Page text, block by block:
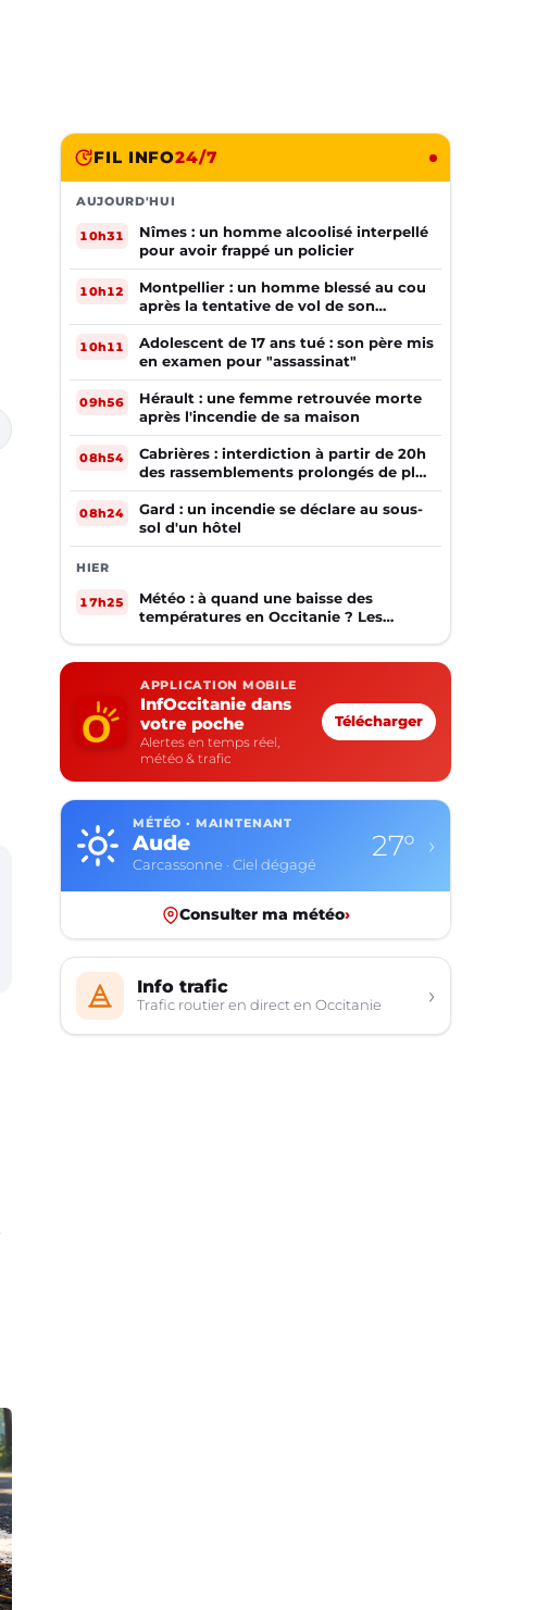
FIL INFO24/7
AUJOURD'HUI
10h31
Nîmes : un homme alcoolisé interpellé
pour avoir frappé un policier
10h12
Montpellier : un homme blessé au cou
après la tentative de vol de son
téléphone
10h11
Adolescent de 17 ans tué : son père mis
en examen pour "assassinat"
09h56
Hérault : une femme retrouvée morte
après l'incendie de sa maison
08h54
Cabrières : interdiction à partir de 20h
des rassemblements prolongés de plus
de deux mineurs non accompagnés
d'un adulte
08h24
Gard : un incendie se déclare au sous-
sol d'un hôtel
HIER
17h25
Météo : à quand une baisse des
températures en Occitanie ? Les
APPLICATION MOBILE
InfOccitanie dans
votre poche
Alertes en temps réel,
météo & trafic
Télécharger
MÉTÉO · MAINTENANT
Aude
Carcassonne · Ciel dégagé
27° ›
Consulter ma météo›
Info trafic
Trafic routier en direct en Occitanie ›